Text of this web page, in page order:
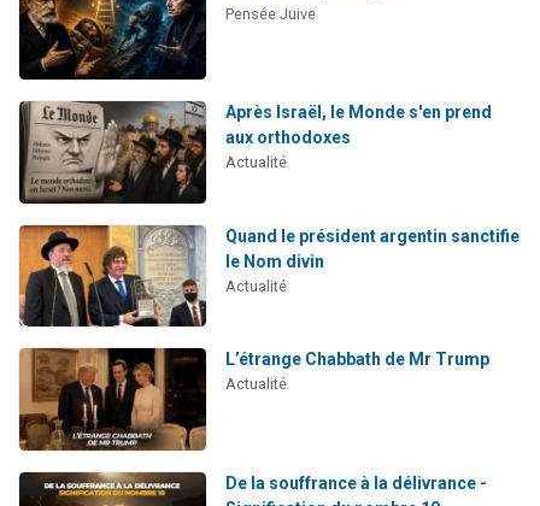
Pensée Juive
Après Israël, le Monde s'en prend
aux orthodoxes
Actualité
Quand le président argentin sanctifie
le Nom divin
Actualité
L’étrange Chabbath de Mr Trump
Actualité
De la souffrance à la délivrance -